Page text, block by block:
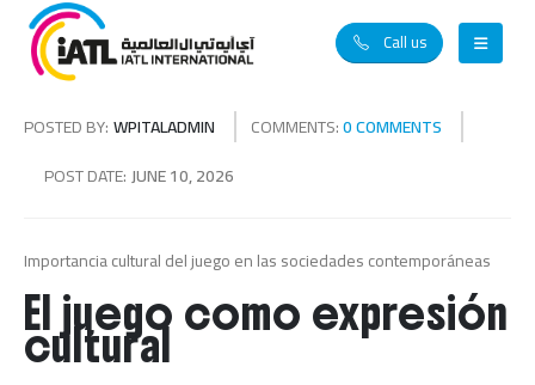
Call us
POSTED BY:WPITALADMIN COMMENTS:0 COMMENTS
POST DATE:JUNE 10, 2026
Importancia cultural del juego en las sociedades contemporáneas
El juego como expresión
cultural